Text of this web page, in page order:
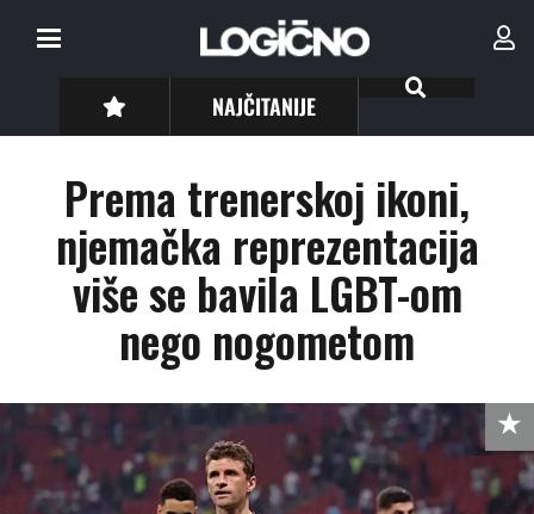
NAJČITANIJE
Prema trenerskoj ikoni,
njemačka reprezentacija
više se bavila LGBT-om
nego nogometom